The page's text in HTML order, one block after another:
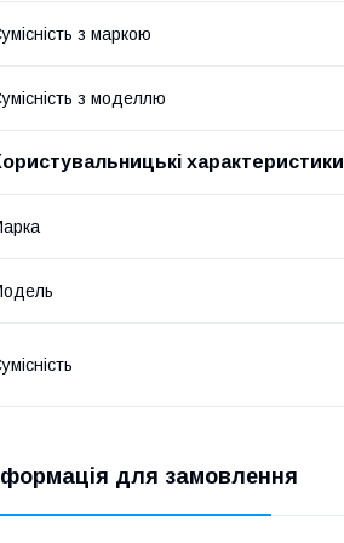
з маркою
з моделлю
характеристики
для замовлення